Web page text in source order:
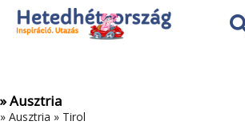
Az oldal sütiket (cookies) használ. További
Adatvédelmi tájékoztató
» Ausztria
» Ausztria » Tirol